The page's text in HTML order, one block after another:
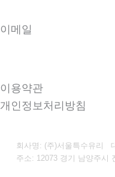
이메일
이용약관
개인정보처리방침
회사명: (주)서울특수유리
주소: 12073 경기 남양주시